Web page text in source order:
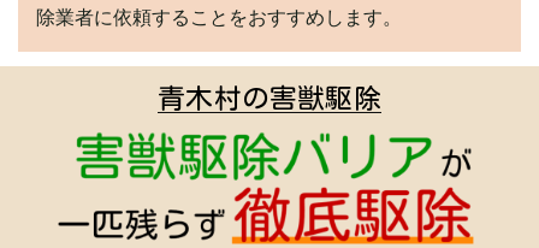
除業者に依頼することをおすすめします。
青木村の害獣駆除